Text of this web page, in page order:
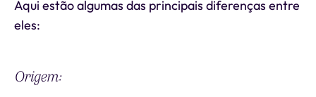
Aqui estão algumas das principais diferenças entre
eles:
Origem: